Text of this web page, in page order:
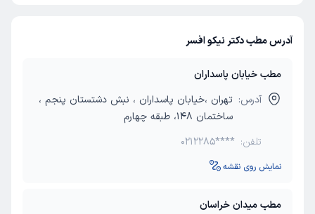
آدرس مطب دکتر نیکو افسر
مطب خیابان پاسداران
آدرس: تهران ،خیابان پاسداران ، نبش دشتستان پنجم ،
ساختمان ۱۴۸، طبقه چهارم
تلفن: 0212285****
نمایش روی نقشه
مطب میدان خراسان